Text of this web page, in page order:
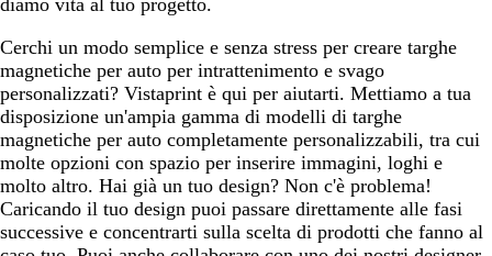
d
t
è
i
r
o
h
i
a
r
o
Cerchi un modo semplice e senza stress per creare targhe
magnetiche per auto per intrattenimento e svago
personalizzati? Vistaprint è qui per aiutarti. Mettiamo a tua
disposizione un'ampia gamma di modelli di targhe
magnetiche per auto completamente personalizzabili, tra cui
molte opzioni con spazio per inserire immagini, loghi e
molto altro. Hai già un tuo design? Non c'è problema!
Caricando il tuo design puoi passare direttamente alle fasi
successive e concentrarti sulla scelta di prodotti che fanno al